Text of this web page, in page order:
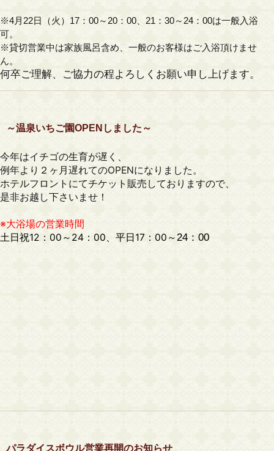
※4月22日（火）17：00～20：00、21：30～24：00は一般入浴
可。
※貸切営業中は家族風呂含め、一般のお客様はご入浴頂けませ
ん。
何卒ご理解、ご協力の程よろしくお願い申し上げます。
～温泉いちご園OPENしました～
今年はイチゴの生育が遅く、
例年より２ヶ月遅れてのOPENになりました。
ホテルフロントにてチケット販売しておりますので、
是非お越し下さいませ！
※大浴場の営業時間
土日祝12：00～24：00、平日17：00～24：00
パラダイスボウル営業再開のお知らせ